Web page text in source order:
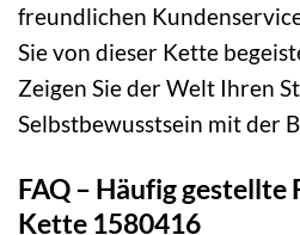
freundlichen
Sie von dieser Kette
Zeigen Sie der Welt Ihren
Selbstbewusstsein mit der
FAQ – Häufig gestellte
Kette 1580416